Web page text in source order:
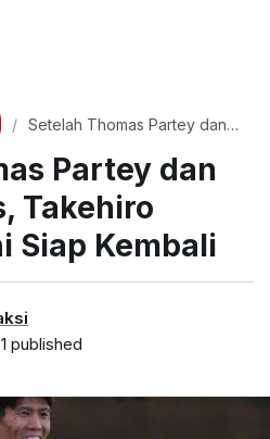
Setelah Thomas Partey dan
Tomiyasu Kini Siap Kembali
Partey dan
Takehiro
Siap Kembali
published